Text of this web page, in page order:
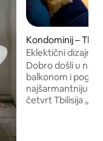
Kondominij –
Eklektični
Dobro došli u naš
balkonom i
najšarmantniju,
četvrt Tbilisija